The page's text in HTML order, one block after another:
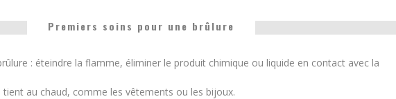
Premiers soins pour une brûlure
: éteindre la flamme, éliminer le produit chimique ou liquide en contact avec la
au chaud, comme les vêtements ou les bijoux.